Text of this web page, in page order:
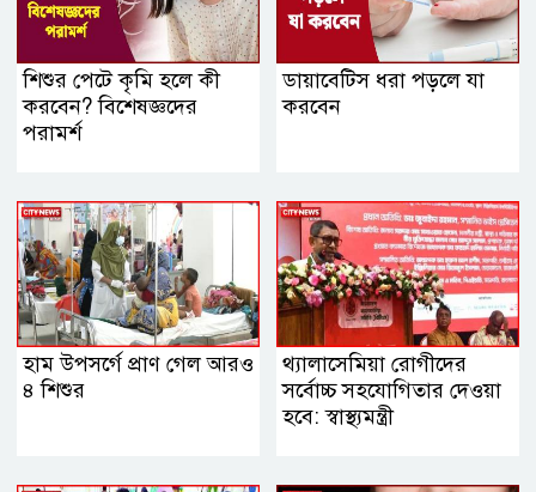
শিশুর পেটে কৃমি হলে কী
করবেন? বিশেষজ্ঞদের
পরামর্শ
ডায়াবেটিস ধরা পড়লে যা
করবেন
হাম উপসর্গে প্রাণ গেল আরও
৪ শিশুর
থ্যালাসেমিয়া রোগীদের
সর্বোচ্চ সহযোগিতার দেওয়া
হবে: স্বাস্থ্যমন্ত্রী